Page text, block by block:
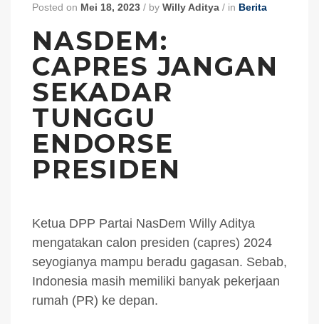
Posted on Mei 18, 2023 / by Willy Aditya / in Berita
NASDEM:
CAPRES JANGAN
SEKADAR
TUNGGU
ENDORSE
PRESIDEN
Ketua DPP Partai NasDem Willy Aditya
mengatakan calon presiden (capres) 2024
seyogianya mampu beradu gagasan. Sebab,
Indonesia masih memiliki banyak pekerjaan
rumah (PR) ke depan.